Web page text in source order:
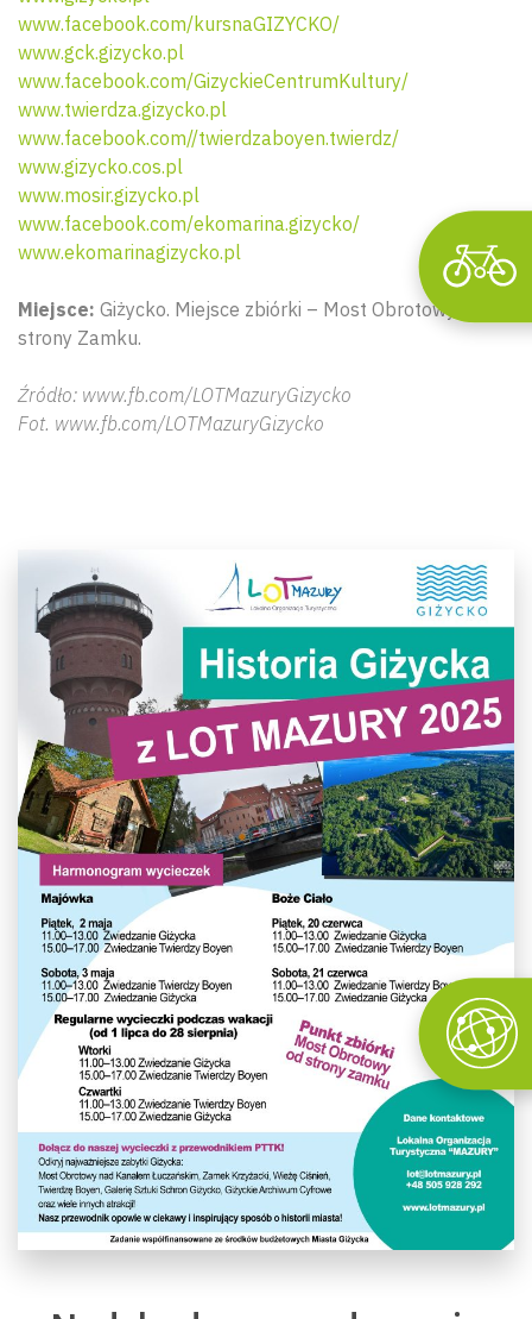
www.facebook.com/kursnaGIZYCKO/
www.gck.gizycko.pl
www.facebook.com/GizyckieCentrumKultury/
www.twierdza.gizycko.pl
www.facebook.com//twierdzaboyen.twierdz/
www.gizycko.cos.pl
www.mosir.gizycko.pl
www.facebook.com/ekomarina.gizycko/
www.ekomarinagizycko.pl
Miejsce: Giżycko. Miejsce zbiórki – Most Obrotowy od
strony Zamku.
Źródło: www.fb.com/LOTMazuryGizycko
Fot. www.fb.com/LOTMazuryGizycko